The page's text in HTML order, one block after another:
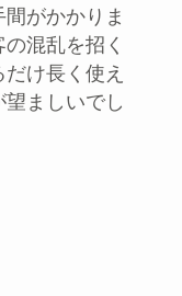
がかかりま
混乱を招く
け長く使え
ましいでし